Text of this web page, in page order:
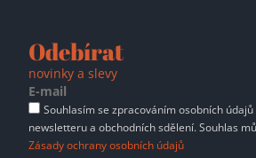
Odebírat
novinky a slevy
Souhlasím se zpracováním osobních
newsletteru a obchodních sdělení. Souhlas
Zásady ochrany osobních údajů